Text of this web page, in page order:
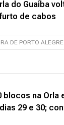
do Guaíba
de cabos
DE PORTO ALEGRE
blocos na Orla
29 e 30;